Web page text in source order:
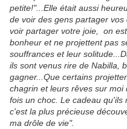
petite!"...Elle était aussi
de voir des gens partager
voir partager votre joie, on
bonheur et ne projettent pas
souffrances et leur
ils sont venus rire de Nabilla,
gagner...Que certains
chagrin et leurs rêves sur
fois un choc. Le cadeau qu'ils
c'est la plus précieuse
ma drôle de vie".